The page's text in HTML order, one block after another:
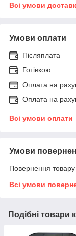
Всі умови
Умови оплати
Післяплата
Готівкою
Оплата на
Оплата на
Всі умови оплати
Умови
Повернення
Всі умови
Подібні товари